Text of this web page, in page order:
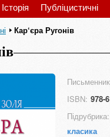
Історія Публіцистичні
Кар‘єра Ругонів
ISBN: 978-
Підрубрика:
класика